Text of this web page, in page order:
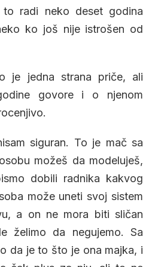
radi neko deset godina
ko još nije istrošen od
je jedna strana priče, ali
govore i o njenom
siguran. To je mač sa
možeš da modeluješ,
dobili radnika kakvog
može uneti svoj sistem
a on ne mora biti sličan
želimo da negujemo. Sa
da je to što je ona majka, i